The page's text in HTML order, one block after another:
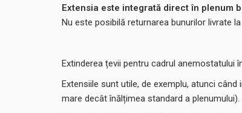
Extensia este integrată direct în plenum
Nu este posibilă returnarea bunurilor livrate
Extinderea țevii pentru cadrul anemostatului
Extensiile sunt utile, de exemplu, atunci
mare decât înălțimea standard a plenumului).